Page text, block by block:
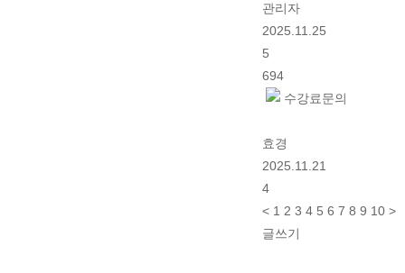
관리자
2025.11.25
5
694
수강료문의
효경
2025.11.21
4
< 1 2 3 4 5 6 7 8 9 10 >
글쓰기